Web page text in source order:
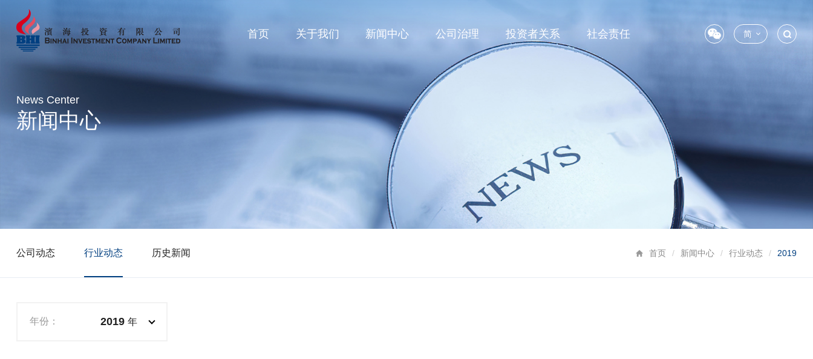
首页 关于我们 新闻中心 公司治理 投资者关系 社会责任 简
News Center
新闻中心
首页 / 新闻中心 / 行业动态 / 2019
公司动态 行业动态 历史新闻
年份： 2019 年